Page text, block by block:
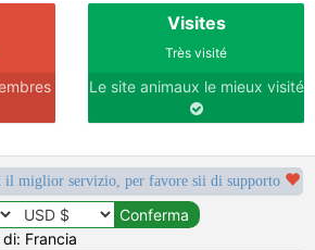
Visites
Très visité
Le site animaux le mieux visité
il miglior servizio, per favore sii di supporto
Francia